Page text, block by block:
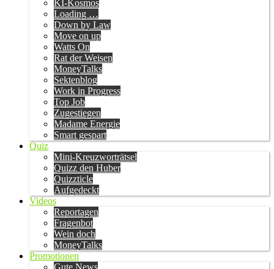
KI-Kosmos
Loading …
Down by Law
Move on up
Watts On
Rat der Weisen
MoneyTalks
Sektenblog
Work in Progress
Top Job
Zugestiegen
Madame Energie
Smart gespart
Quiz
Mini-Kreuzworträtsel
Quizz den Huber
Quizzticle
Aufgedeckt
Videos
Reportagen
Fragenbot
Wein doch
MoneyTalks
Promotionen
Gute News